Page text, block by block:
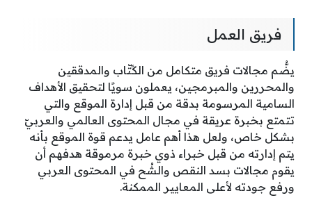
فريق العمل
يضُّم مجالات فريق متكامل من الكًتّاب والمدققين
والمحررين والمبرمجين، يعملون سويًا لتحقيق الأهداف
السامية المرسومة بدقة من قبل إدارة الموقع والتي
تتمتع بخبرة عريقة في مجال المحتوى العالمي والعربيّ
بشكل خاص، ولعل هذا أهم عامل يدعم قوة الموقع بأنه
يتم إدارته من قبل خبراء ذوي خبرة مرموقة هدفهم أن
يقوم مجالات بسد النقص والشُح في المحتوى العربي
ورفع جودته لأعلى المعايير الممكنة.